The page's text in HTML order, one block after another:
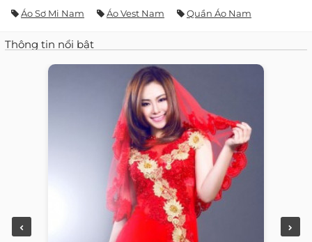
Áo Sơ Mi Nam Áo Vest Nam Quần Áo Nam
Thông tin nổi bật